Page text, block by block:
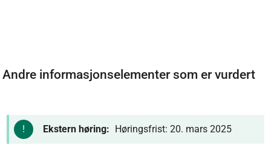
Andre informasjonselementer som er vurdert
Ekstern høring: Høringsfrist: 20. mars 2025